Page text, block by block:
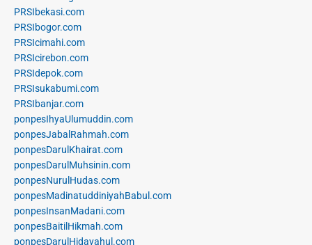
PRSIbekasi.com
PRSIbogor.com
PRSIcimahi.com
PRSIcirebon.com
PRSIdepok.com
PRSIsukabumi.com
PRSIbanjar.com
ponpesIhyaUlumuddin.com
ponpesJabalRahmah.com
ponpesDarulKhairat.com
ponpesDarulMuhsinin.com
ponpesNurulHudas.com
ponpesMadinatuddiniyahBabul.com
ponpesInsanMadani.com
ponpesBaitilHikmah.com
ponpesDarulHidayahul.com